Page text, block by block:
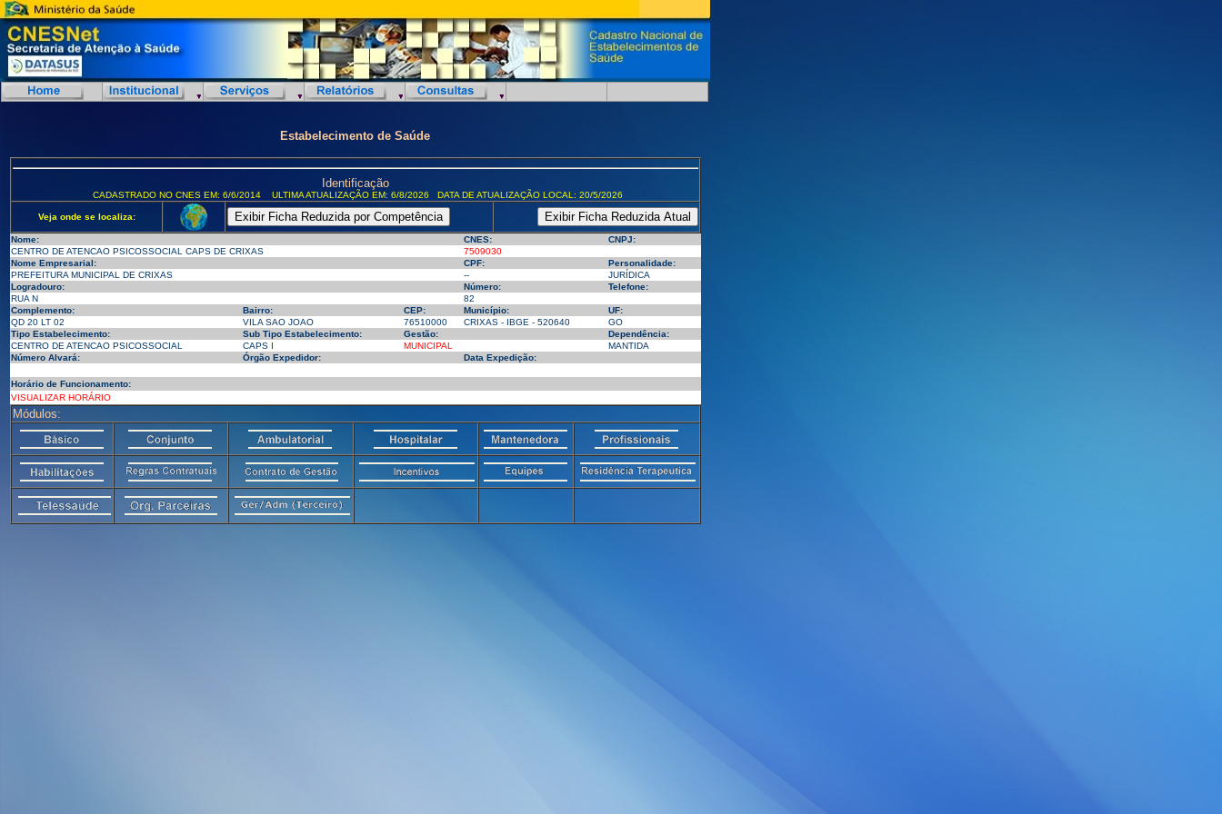
Estabelecimento de Saúde
Identificação
CADASTRADO NO CNES EM: 6/6/2014 ULTIMA ATUALIZAÇÃO EM: 6/8/2026 DATA DE ATUALIZAÇÃO LOCAL: 20/5/2026
Veja onde se localiza:
Nome: CNES:
CNPJ:
CENTRO DE ATENCAO PSICOSSOCIAL CAPS DE CRIXAS
7509030
Nome Empresarial:
CPF:
Personalidade:
PREFEITURA MUNICIPAL DE CRIXAS
--
JURÍDICA
Logradouro:
Número:
Telefone:
RUA N
82
Complemento:
Bairro: CEP: Município:
UF:
QD 20 LT 02
VILA SAO JOAO 76510000 CRIXAS - IBGE - 520640
GO
Tipo Estabelecimento:
Sub Tipo Estabelecimento: Gestão:
Dependência:
CENTRO DE ATENCAO PSICOSSOCIAL
CAPS I MUNICIPAL
MANTIDA
Número Alvará:
Órgão Expedidor: Data Expedição:
Horário de Funcionamento:
VISUALIZAR HORÁRIO
Módulos: